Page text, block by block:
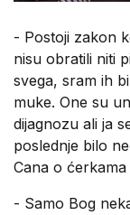
- Postoji zakon
nisu obratili niti
svega, sram ih
muke. One su
dijagnozu ali ja
poslednje bilo
Cana o
- Samo Bog